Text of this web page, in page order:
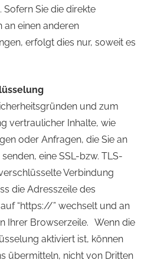
Sofern Sie die direkte
einen anderen
erfolgt dies nur, soweit es
und zum
vertraulicher Inhalte, wie
oder Anfragen, die Sie an
eine SSL-bzw. TLS-
Verbindung
die Adresszeile des
“https://” wechselt und an
Ihrer Browserzeile. Wenn die
aktiviert ist, können
übermitteln, nicht von Dritten